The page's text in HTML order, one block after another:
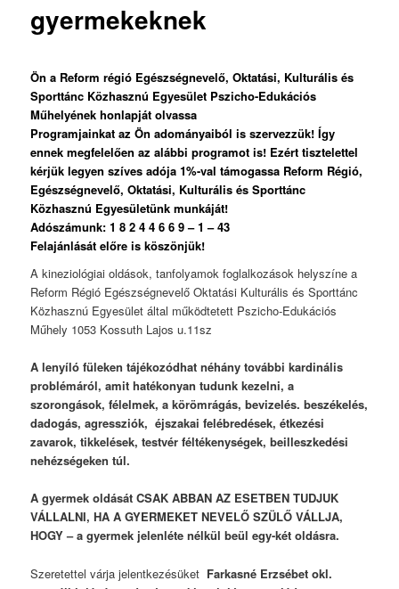
gyermekeknek
Ön a Reform régió Egészségnevelő, Oktatási, Kulturális és
Sporttánc Közhasznú Egyesület Pszicho-Edukációs
Műhelyének honlapját olvassa
Programjainkat az Ön adományaiból is szervezzük! Így
ennek megfelelően az alábbi programot is! Ezért tisztelettel
kérjük legyen szíves adója 1%-val támogassa Reform Régió,
Egészségnevelő, Oktatási, Kulturális és Sporttánc
Közhasznú Egyesületünk munkáját!
Adószámunk: 1 8 2 4 4 6 6 9 – 1 – 43
Felajánlását előre is köszönjük!
A kineziológiai oldások, tanfolyamok foglalkozások helyszíne a
Reform Régió Egészségnevelő Oktatási Kulturális és Sporttánc
Közhasznú Egyesület által működtetett Pszicho-Edukációs
Műhely 1053 Kossuth Lajos u.11sz
A lenyíló füleken tájékozódhat néhány további kardinális
problémáról, amit hatékonyan tudunk kezelni, a
szorongások, félelmek, a körömrágás, bevizelés. beszékelés,
dadogás, agressziók, éjszakai felébredések, étkezési
zavarok, tikkelések, testvér féltékenységek, beilleszkedési
nehézségeken túl.
A gyermek oldását CSAK ABBAN AZ ESETBEN TUDJUK
VÁLLALNI, HA A GYERMEKET NEVELŐ SZÜLŐ VÁLLJA,
HOGY – a gyermek jelenléte nélkül beül egy-két oldásra.
Szeretettel várja jelentkezésüket Farkasné Erzsébet okl.